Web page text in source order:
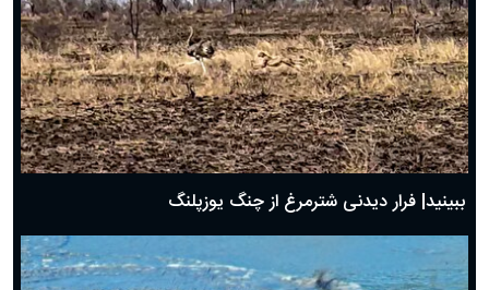
ببینید| فرار دیدنی شترمرغ از چنگ یوزپلنگ